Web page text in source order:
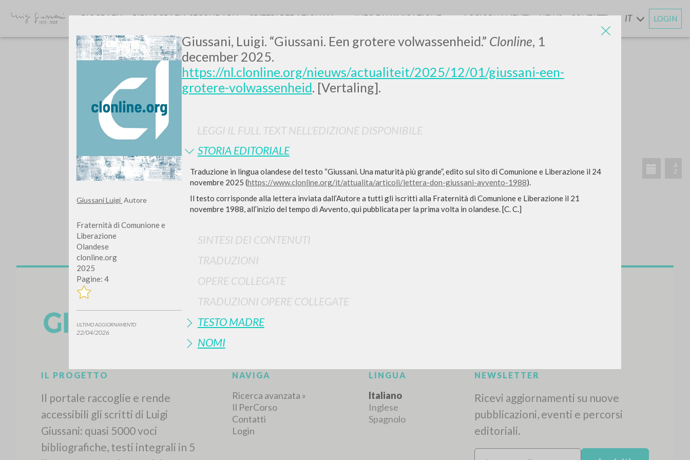
Giussani Luigi Autore
Fraternità di Comunione e
Liberazione
Olandese
clonline.org
2025
Pagine: 4
ULTIMO AGGIORNAMENTO
22/04/2026
Giussani, Luigi. “Giussani. Een grotere volwassenheid.” Clonline, 1
december 2025.
https://nl.clonline.org/nieuws/actualiteit/2025/12/01/giussani-een-
grotere-volwassenheid. [Vertaling].
LEGGI IL FULL TEXT NELL'EDIZIONE DISPONIBILE
STORIA EDITORIALE
Traduzione in lingua olandese del testo “Giussani. Una maturità più grande”, edito sul sito di Comunione e Liberazione il 24
novembre 2025 (https://www.clonline.org/it/attualita/articoli/lettera-don-giussani-avvento-1988).
Il testo corrisponde alla lettera inviata dall’Autore a tutti gli iscritti alla Fraternità di Comunione e Liberazione il 21
novembre 1988, all’inizio del tempo di Avvento, qui pubblicata per la prima volta in olandese. [C. C.]
SINTESI DEI CONTENUTI
TRADUZIONI
OPERE COLLEGATE
TRADUZIONI OPERE COLLEGATE
TESTO MADRE
NOMI
BIOGRAFIA BIBLIOGRAFIA SECONDARIA CRITERI REDAZIONALI INFO DI NAVIGAZIONE AGGIORNAMENTIENEWS CONTATTI IT LOGIN
Visualizza dettagli per tipologia
A
Z
IL PROGETTO
Il portale raccoglie e rende
accessibili gli scritti di Luigi
Giussani: quasi 5000 voci
bibliografiche, testi integrali in 5
NAVIGA
Ricerca avanzata »
Il PerCorso
Contatti
Login
LINGUA
Italiano
Inglese
Spagnolo
NEWSLETTER
Ricevi aggiornamenti su nuove
pubblicazioni, eventi e percorsi
editoriali.